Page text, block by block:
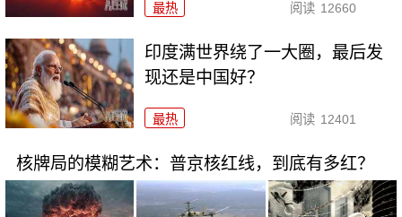
最热 阅读 12660
印度满世界绕了一大圈，最后发
现还是中国好？
最热 阅读 12401
核牌局的模糊艺术：普京核红线，到底有多红？